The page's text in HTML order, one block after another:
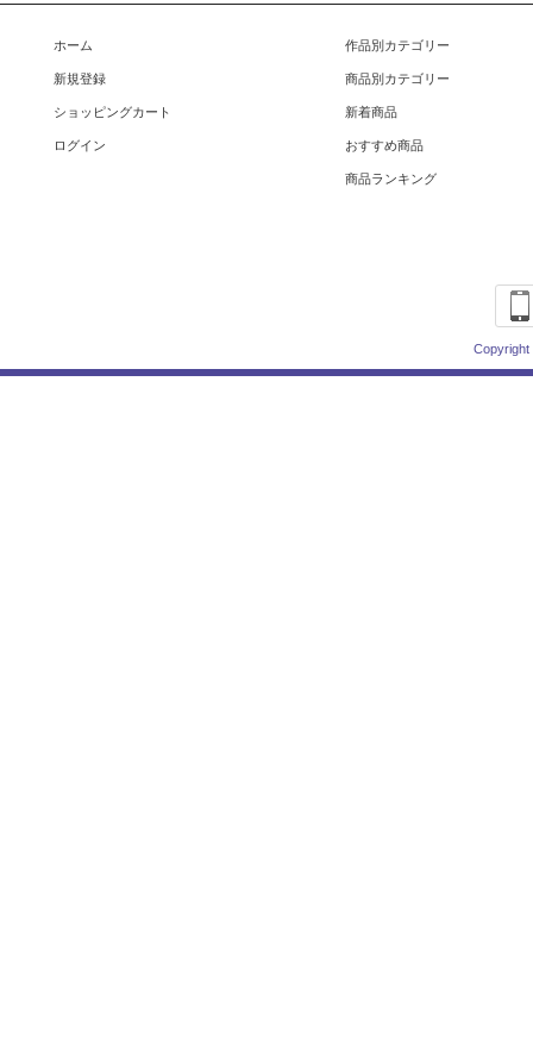
ホーム
新規登録
ショッピングカート
ログイン
作品別カテゴリー
商品別カテゴリー
新着商品
おすすめ商品
商品ランキング
Copyright